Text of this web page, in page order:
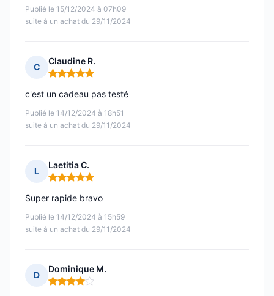
Publié le 15/12/2024 à 07h09
suite à un achat du 29/11/2024
C
Claudine R.
Note : 5 sur 5
Publié le 14/12/2024 à 18h51
suite à un achat du 29/11/2024
c'est un cadeau pas testé
L
Laetitia C.
Note : 5 sur 5
Publié le 14/12/2024 à 15h59
suite à un achat du 29/11/2024
Super rapide bravo
D
Dominique M.
Note : 4 sur 5